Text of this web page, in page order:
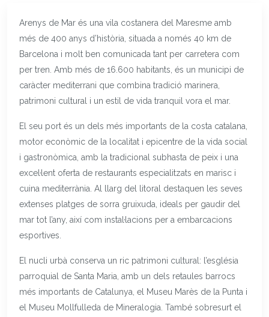
Arenys de Mar és una vila costanera del Maresme amb
més de 400 anys d’història, situada a només 40 km de
Barcelona i molt ben comunicada tant per carretera com
per tren. Amb més de 16.600 habitants, és un municipi de
caràcter mediterrani que combina tradició marinera,
patrimoni cultural i un estil de vida tranquil vora el mar.
El seu port és un dels més importants de la costa catalana,
motor econòmic de la localitat i epicentre de la vida social
i gastronòmica, amb la tradicional subhasta de peix i una
excel·lent oferta de restaurants especialitzats en marisc i
cuina mediterrània. Al llarg del litoral destaquen les seves
extenses platges de sorra gruixuda, ideals per gaudir del
mar tot l’any, així com instal·lacions per a embarcacions
esportives.
El nucli urbà conserva un ric patrimoni cultural: l’església
parroquial de Santa Maria, amb un dels retaules barrocs
més importants de Catalunya, el Museu Marès de la Punta i
el Museu Mollfulleda de Mineralogia. També sobresurt el